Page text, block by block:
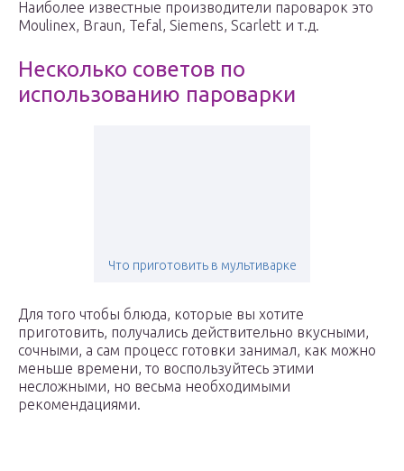
Наиболее известные производители пароварок это
Moulinex, Braun, Tefal, Siemens, Scarlett и т.д.
Несколько советов по
использованию пароварки
Что приготовить в мультиварке
Для того чтобы блюда, которые вы хотите
приготовить, получались действительно вкусными,
сочными, а сам процесс готовки занимал, как можно
меньше времени, то воспользуйтесь этими
несложными, но весьма необходимыми
рекомендациями.